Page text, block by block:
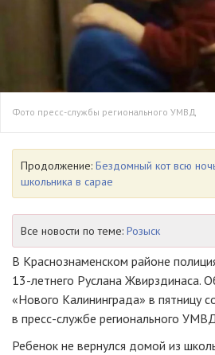
Фото пресс-службы регионального УМВД
Продолжение: Бездомный кот всю
школьника в сарае
Все новости по теме: Розыск
В Краснознаменском районе
13-летнего Руслана Жвирздинаса.
«Нового Калининграда» в пятницу
в пресс-службе регионального
Ребенок не вернулся домой из